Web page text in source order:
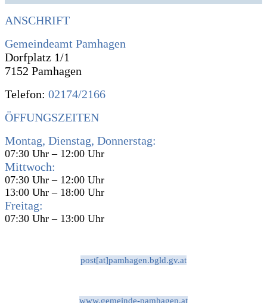
ANSCHRIFT
Gemeindeamt Pamhagen
Dorfplatz 1/1
7152 Pamhagen
Telefon: 02174/2166
ÖFFUNGSZEITEN
Montag, Dienstag, Donnerstag:
07:30 Uhr – 12:00 Uhr
Mittwoch:
07:30 Uhr – 12:00 Uhr
13:00 Uhr – 18:00 Uhr
Freitag:
07:30 Uhr – 13:00 Uhr
post[at]pamhagen.bgld.gv.at
www.gemeinde-pamhagen.at